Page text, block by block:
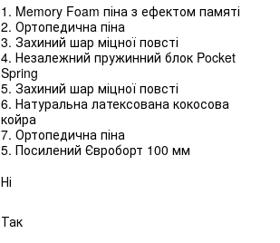
1. Memory Foam піна з ефектом памяті
2. Ортопедична піна
3. Захиний шар міцної повсті
4. Незалежний пружинний блок Pocket
Spring
5. Захиний шар міцної повсті
6. Натуральна латексована кокосова
койра
7. Ортопедична піна
5. Посилений Євроборт 100 мм
Ні
Так